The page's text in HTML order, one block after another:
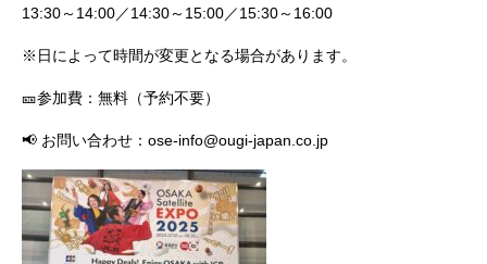
13:30～14:00／14:30～15:00／15:30～16:00
※日によって時間が変更となる場合があります。
🎫参加費：無料（予約不要）
📢 お問い合わせ：ose-info@ougi-japan.co.jp